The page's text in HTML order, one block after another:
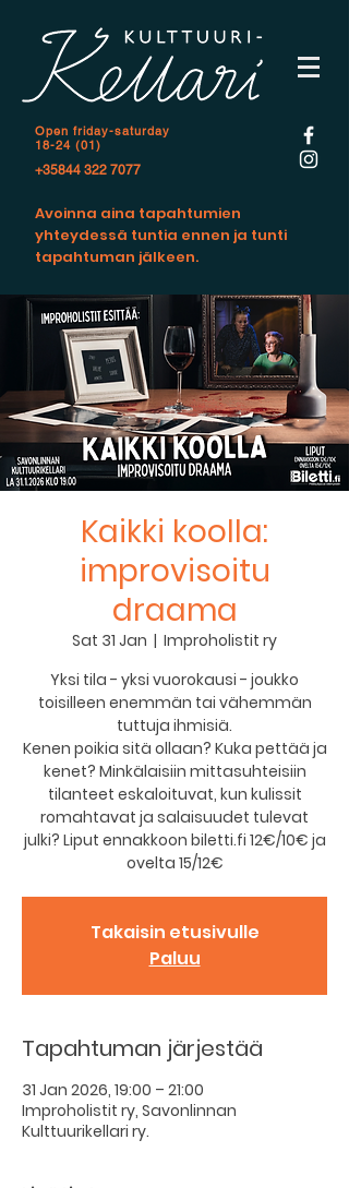
Open friday-saturday
18-24 (01)
+35844 322 7077
Avoinna aina tapahtumien
yhteydessä tuntia ennen ja tunti
tapahtuman jälkeen.
Kaikki koolla:
improvisoitu
draama
Sat 31 Jan
  |
Improholistit ry
Yksi tila - yksi vuorokausi - joukko
toisilleen enemmän tai vähemmän
tuttuja ihmisiä.
Kenen poikia sitä ollaan? Kuka pettää ja
kenet? Minkälaisiin mittasuhteisiin
tilanteet eskaloituvat, kun kulissit
romahtavat ja salaisuudet tulevat
julki? Liput ennakkoon biletti.fi 12€/10€ ja
Takaisin etusivulle
Paluu
Tapahtuman järjestää
31 Jan 2026, 19:00 – 21:00
Improholistit ry, Savonlinnan
Kulttuurikellari ry.